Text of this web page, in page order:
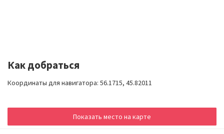
Как добраться
Координаты для навигатора: 56.1715, 45.82011
Показать место на карте